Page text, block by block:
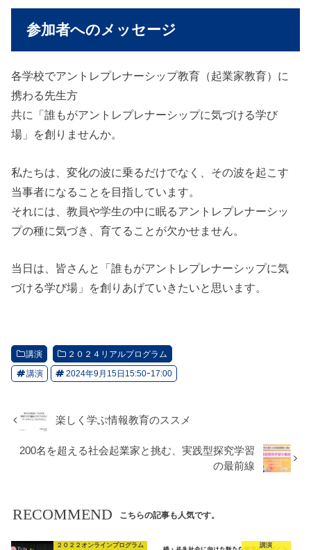
参加者へのメッセージ
各学校でアントレプレナーシップ教育（起業家教育）に
携わる先生方
共に「誰もがアントレプレナーシップに気づける学び
場」を創りませんか。
私たちは、変化の波に乗るだけでなく、その波を起こす
当事者になることを目指しています。
それには、教員や学生の中に眠るアントレプレナーシッ
プの種に気づき、育てることが欠かせません。
当日は、皆さんと「誰もがアントレプレナーシップに気
づける学び場」を創りあげていきたいと思います。
講演 ２０２４リアルプログラム
講演 2024年9月15日15:50ｰ17:00
楽しく学ぶ情報教育のススメ
200名を超える社会起業家と挑む、実践型探究学習
の最前線
RECOMMEND こちらの記事も人気です。
２０２２オンラインプログラム 講演